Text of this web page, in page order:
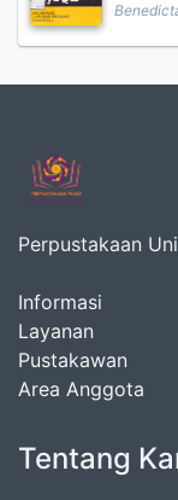
Perpustakaan
Informasi
Layanan
Pustakawan
Area Anggota
Tentang